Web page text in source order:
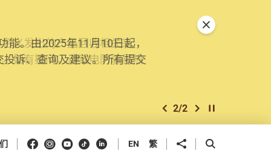
。由2025年11月10日起，
诉、查询及建议。所有提交
上一个
2/2 下一个开始/暂停幻灯
关闭特別通告
Facebook
Instagram
Youtube
抖音领英 EN 繁 分享到 开启搜寻框